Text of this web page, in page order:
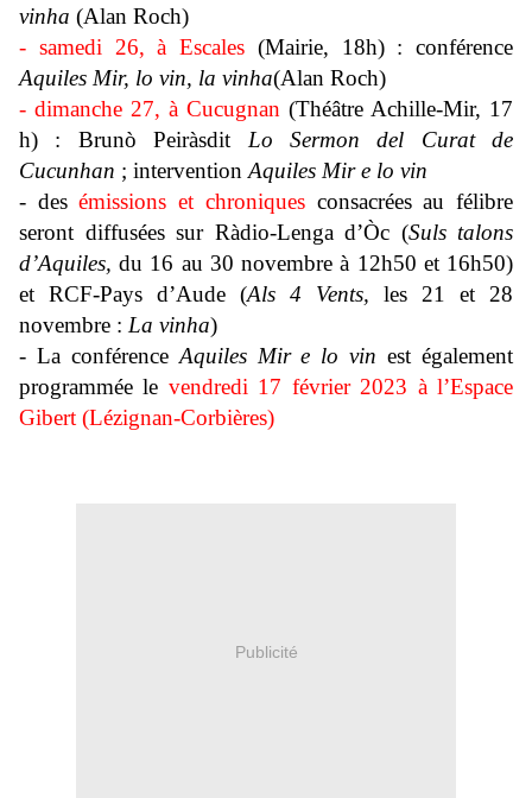
vinha (Alan Roch)
- samedi 26, à Escales (Mairie, 18h) : conférence
Aquiles Mir, lo vin, la vinha(Alan Roch)
- dimanche 27, à Cucugnan (Théâtre Achille-Mir, 17
h) : Brunò Peiràsdit Lo Sermon del Curat de
Cucunhan ; intervention Aquiles Mir e lo vin
- desémissions et chroniquesconsacrées au félibre
seront diffusées sur Ràdio-Lenga d’Òc (Suls talons
d’Aquiles,du 16 au 30 novembre à 12h50 et 16h50)
et RCF-Pays d’Aude (Als 4 Vents, les 21 et 28
novembre : La vinha)
- La conférence Aquiles Mir e lo vinest également
programmée le vendredi 17 février 2023 à l’Espace
Gibert (Lézignan-Corbières)
Publicité